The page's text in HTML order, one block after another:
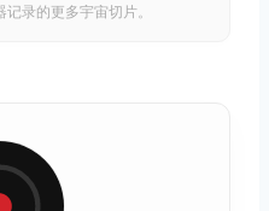
录的更多宇宙切片。